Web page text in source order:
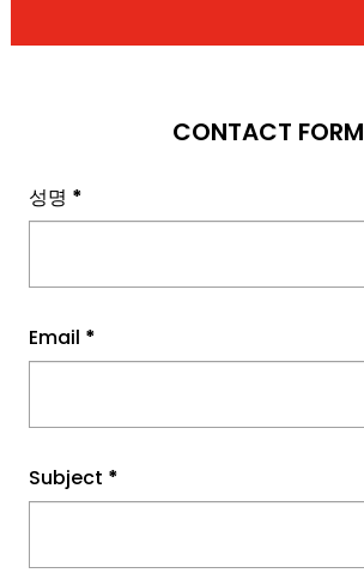
CONTACT FORM
성명 *
Email *
Subject *